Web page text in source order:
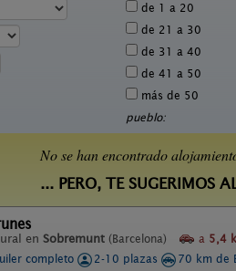
de 1 a 20
de 21 a 30
de 31 a 40
de 41 a 50
más de 50
pueblo:
No se han encontrado
... PERO, TE SUGERIMOS
en Sobremunt (Barcelona) a 5,4
completo
2-10 plazas
70 km de